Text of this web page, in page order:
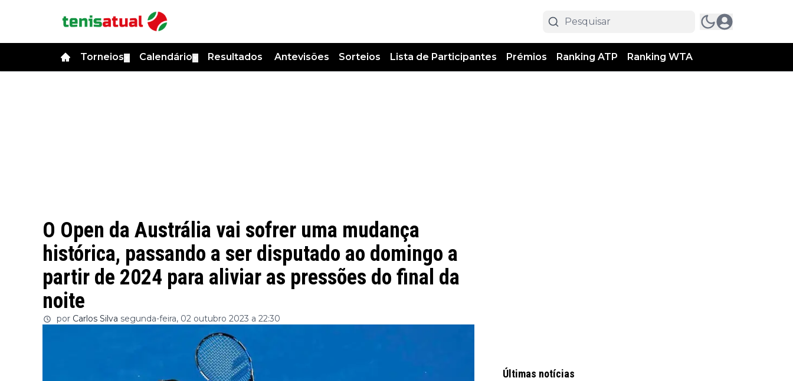
Torneios Calendário Resultados Antevisões Sorteios Lista de Participantes Prémios Ranking ATP Ranking WTA
O Open da Austrália vai sofrer uma mudança
histórica, passando a ser disputado ao domingo a
partir de 2024 para aliviar as pressões do final da
noite
por Carlos Silva segunda-feira, 02 outubro 2023 a 22:30
Últimas notícias